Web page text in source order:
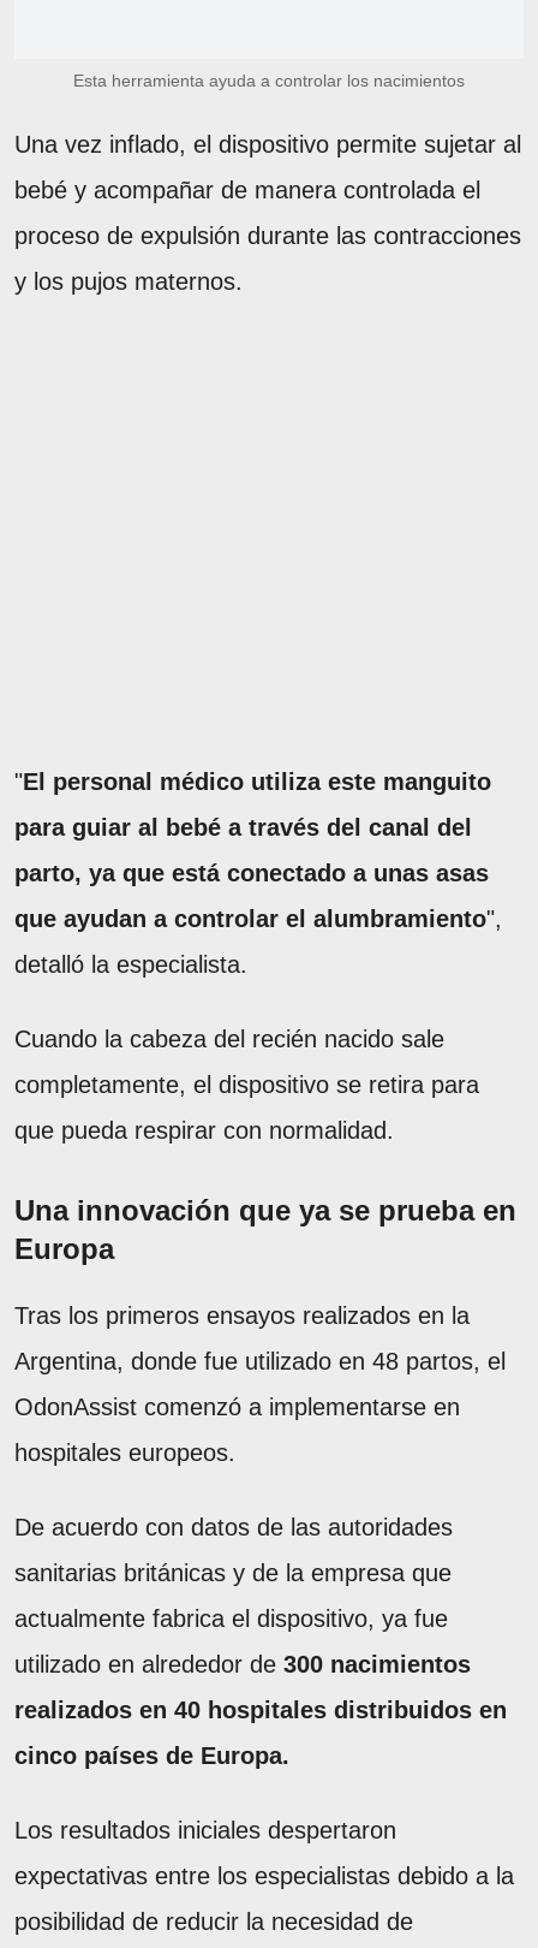
Esta herramienta ayuda a controlar los nacimientos
Una vez inflado, el dispositivo permite sujetar al
bebé y acompañar de manera controlada el
proceso de expulsión durante las contracciones
y los pujos maternos.
"El personal médico utiliza este manguito
para guiar al bebé a través del canal del
parto, ya que está conectado a unas asas
que ayudan a controlar el alumbramiento",
detalló la especialista.
Cuando la cabeza del recién nacido sale
completamente, el dispositivo se retira para
que pueda respirar con normalidad.
Una innovación que ya se prueba en
Europa
Tras los primeros ensayos realizados en la
Argentina, donde fue utilizado en 48 partos, el
OdonAssist comenzó a implementarse en
hospitales europeos.
De acuerdo con datos de las autoridades
sanitarias británicas y de la empresa que
actualmente fabrica el dispositivo, ya fue
utilizado en alrededor de 300 nacimientos
realizados en 40 hospitales distribuidos en
cinco países de Europa.
Los resultados iniciales despertaron
expectativas entre los especialistas debido a la
posibilidad de reducir la necesidad de